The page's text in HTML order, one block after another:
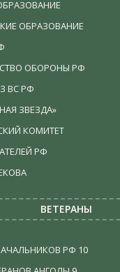
ОБРАЗОВАНИЕ
ОБОРОНЫ РФ
ВС РФ
ЗВЕЗДА»
КОМИТЕТ
РФ
ВЕТЕРАНЫ
РФ 10